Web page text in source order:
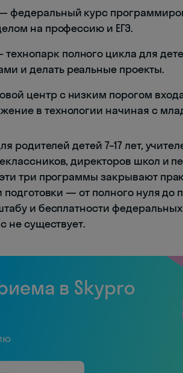
федеральный курс
на профессию и ЕГЭ.
полного цикла для
и делать реальные проекты.
центр с низким порогом
в технологии начиная с
родителей детей 7–17 лет,
директоров школ и
три программы закрывают
— от полного нуля до
и бесплатности
не существует.
в Skypro